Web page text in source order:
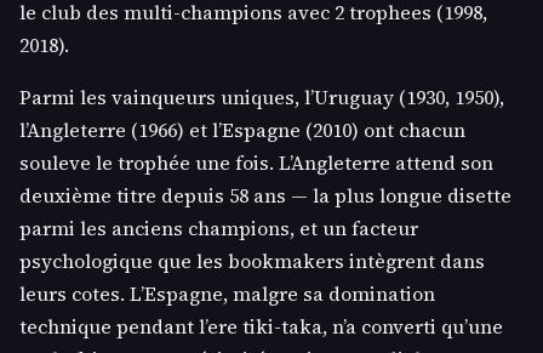
le club des multi-champions avec 2 trophees (1998,
2018).
Parmi les vainqueurs uniques, l’Uruguay (1930, 1950),
l’Angleterre (1966) et l’Espagne (2010) ont chacun
souleve le trophée une fois. L’Angleterre attend son
deuxième titre depuis 58 ans — la plus longue disette
parmi les anciens champions, et un facteur
psychologique que les bookmakers intègrent dans
leurs cotes. L’Espagne, malgre sa domination
technique pendant l’ere tiki-taka, n’a converti qu’une